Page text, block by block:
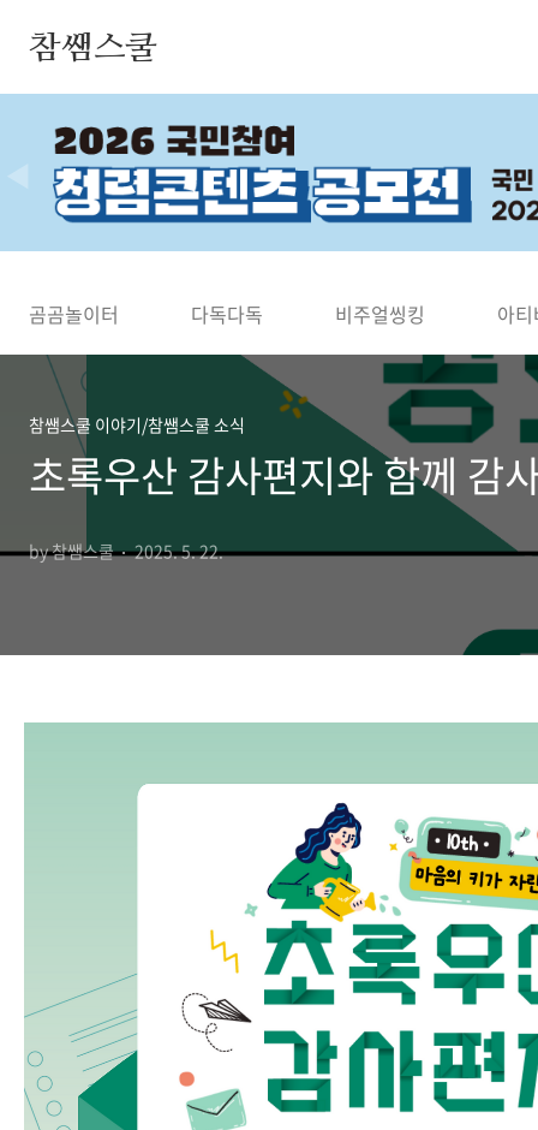
참쌤스쿨
곰곰놀이터 다독다독 비주얼씽킹 아
참쌤스쿨 이야기/참쌤스쿨 소식
초록우산 감사편지와 함께 감
by 참쌤스쿨 2025. 5. 22.